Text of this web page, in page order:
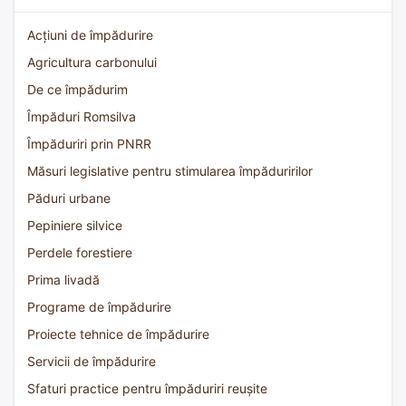
Acțiuni de împădurire
Agricultura carbonului
De ce împădurim
Împăduri Romsilva
Împăduriri prin PNRR
Măsuri legislative pentru stimularea împăduririlor
Păduri urbane
Pepiniere silvice
Perdele forestiere
Prima livadă
Programe de împădurire
Proiecte tehnice de împădurire
Servicii de împădurire
Sfaturi practice pentru împăduriri reușite